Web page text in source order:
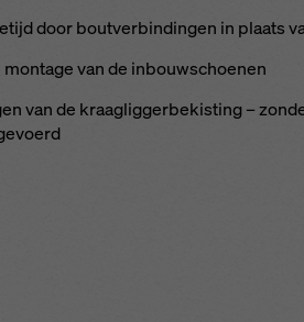
door bout­ver­bin­din­gen in plaats
van de in­bouw­schoe­nen
van de kraag­lig­ger­be­kis­ting –